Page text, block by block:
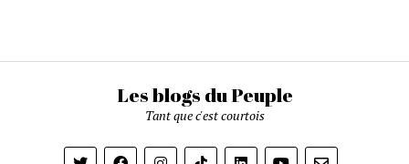
Les blogs du Peuple
Tant que c'est courtois